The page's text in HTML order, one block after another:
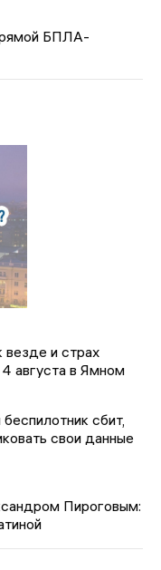
БПЛА-
везде и страх
4 августа в Ямном
сбит,
свои данные
Пироговым: